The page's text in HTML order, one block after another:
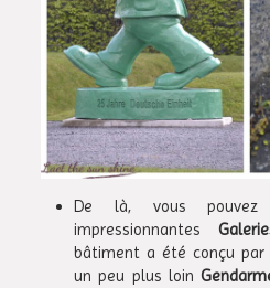
De là, vous
impressionnantes
bâtiment a été conçu par
un peu plus loin